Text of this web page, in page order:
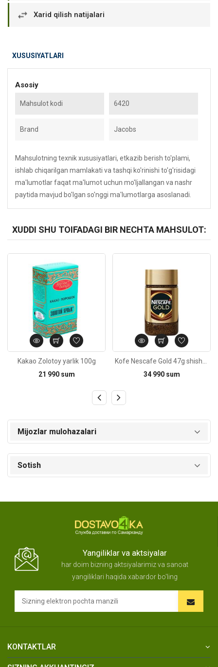
Xarid qilish natijalari
XUSUSIYATLARI
Asosiy
Mahsulot kodi 6420
Brand Jacobs
Mahsulotning texnik xususiyatlari, etkazib berish to'plami,
ishlab chiqarilgan mamlakati va tashqi ko'rinishi to'g'risidagi
ma'lumotlar faqat ma'lumot uchun mo'ljallangan va nashr
paytida mavjud bo'lgan so'nggi ma'lumotlarga asoslanadi.
XUDDI SHU TOIFADAGI BIR NECHTA MAHSULOT:
Kakao Zolotoy yarlik 100g
21 990 sum
34 990 sum
Mijozlar mulohazalari
Sotish
Yangiliklar va aktsiyalar
har doim bizning aktsiyalarimiz va sanoat
yangiliklari haqida xabardor bo'ling
KONTAKTLAR